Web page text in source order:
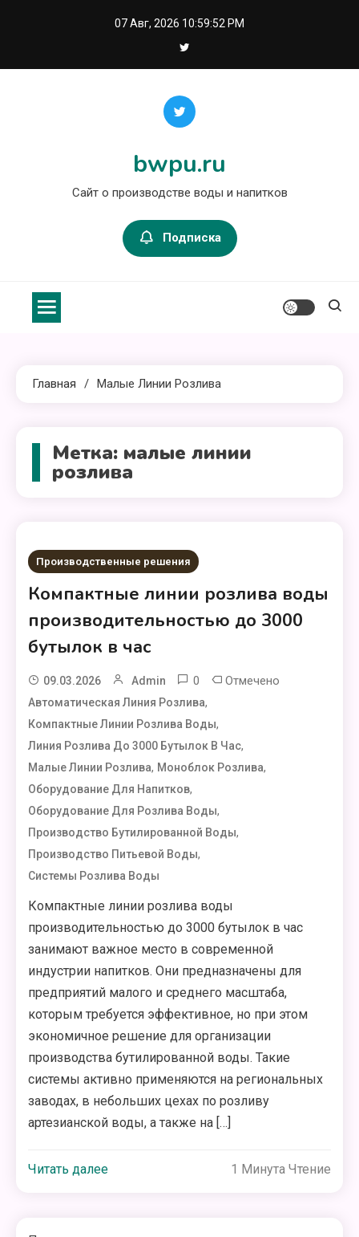
07 Авг, 2026 10:59:52 PM
bwpu.ru
Сайт о производстве воды и напитков
Подписка
Главная Малые Линии Розлива
Метка: малые линии
розлива
Производственные решения
Компактные линии розлива воды
производительностью до 3000
бутылок в час
09.03.2026 Admin 0 Отмечено
Автоматическая Линия Розлива,
Компактные Линии Розлива Воды,
Линия Розлива До 3000 Бутылок В Час,
Малые Линии Розлива, Моноблок Розлива,
Оборудование Для Напитков,
Оборудование Для Розлива Воды,
Производство Бутилированной Воды,
Производство Питьевой Воды,
Системы Розлива Воды
Компактные линии розлива воды
производительностью до 3000 бутылок в час
занимают важное место в современной
индустрии напитков. Они предназначены для
предприятий малого и среднего масштаба,
которым требуется эффективное, но при этом
экономичное решение для организации
производства бутилированной воды. Такие
системы активно применяются на региональных
заводах, в небольших цехах по розливу
артезианской воды, а также на […]
Читать далее 1 Минута Чтение